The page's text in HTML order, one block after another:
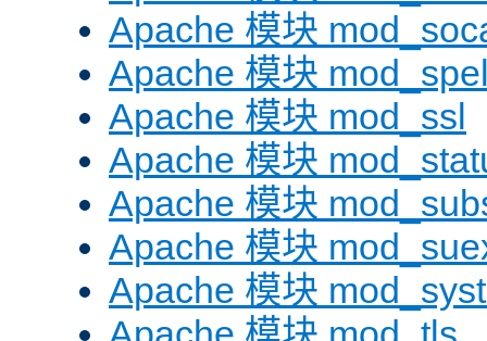
Apache 模块
Apache 模块
Apache 模块 mod_ssl
Apache 模块
Apache 模块
Apache 模块
Apache 模块